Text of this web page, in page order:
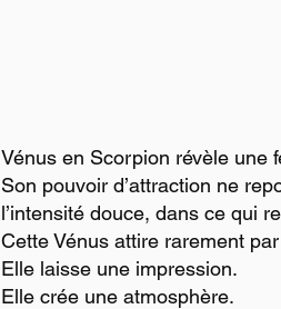
Vénus en Scorpion révèle une
Son pouvoir d’attraction ne
l’intensité douce, dans ce qui
Cette Vénus attire rarement
Elle laisse une impression.
Elle crée une atmosphère.